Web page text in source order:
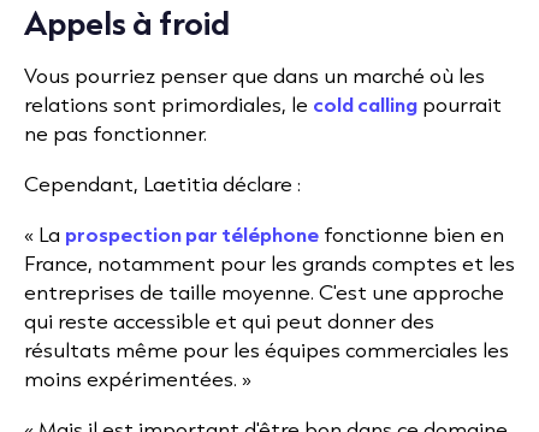
Appels à froid
Vous pourriez penser que dans un marché où les
relations sont primordiales, le cold calling pourrait
ne pas fonctionner.
Cependant, Laetitia déclare :
« La prospection par téléphone fonctionne bien en
France, notamment pour les grands comptes et les
entreprises de taille moyenne. C'est une approche
qui reste accessible et qui peut donner des
résultats même pour les équipes commerciales les
moins expérimentées. »